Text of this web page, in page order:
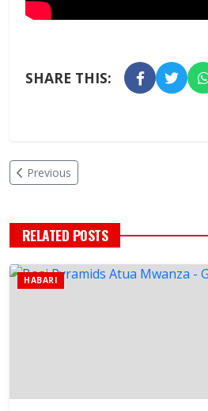
SHARE THIS:
Previous
RELATED POSTS
HABARI